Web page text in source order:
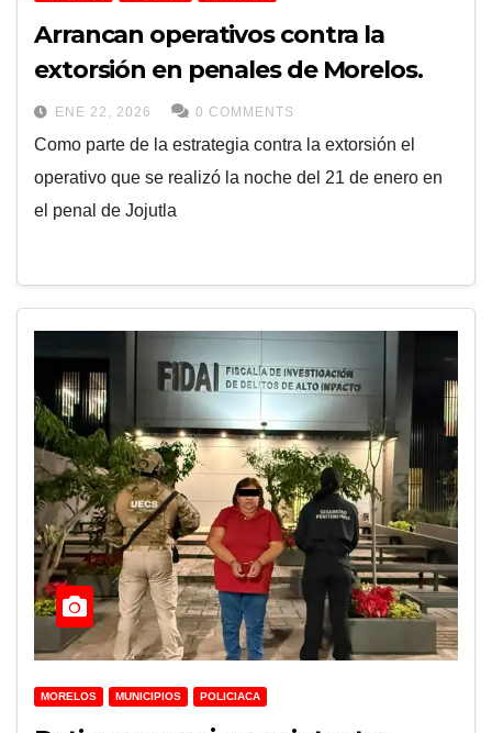
Arrancan operativos contra la
extorsión en penales de Morelos.
ENE 22, 2026 0 COMMENTS
Como parte de la estrategia contra la extorsión el
operativo que se realizó la noche del 21 de enero en
el penal de Jojutla
MORELOS MUNICIPIOS POLICIACA